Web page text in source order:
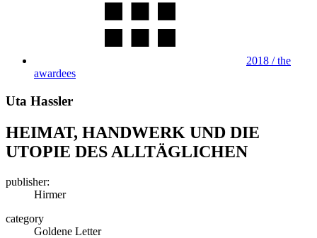
2018 / the
awardees
Uta Hassler
HEIMAT, HANDWERK UND DIE
UTOPIE DES ALLTÄGLICHEN
publisher:
Hirmer
category
Goldene Letter